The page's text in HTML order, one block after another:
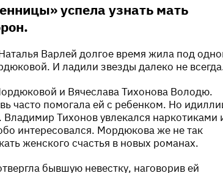
успела узнать мать
Варлей долгое время жила под
И ладили звезды далеко не
и Вячеслава Тихонова Володю.
часто помогала ей с ребенком. Но
Тихонов увлекался наркотиками
интересовался. Мордюкова же не так
женского счастья в новых романах.
бывшую невестку, наговорив ей